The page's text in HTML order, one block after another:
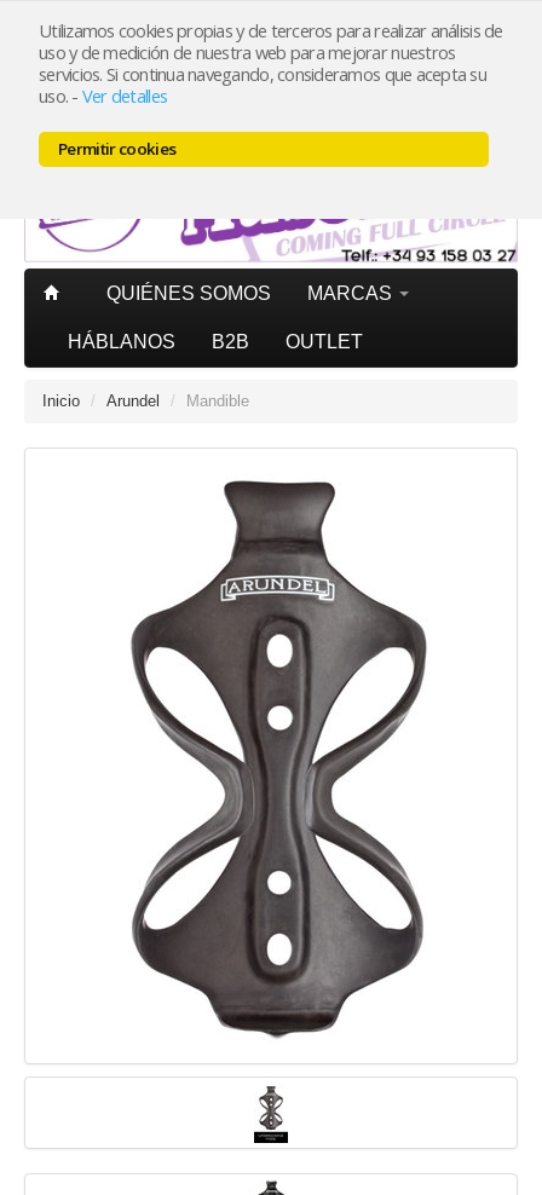
Utilizamos cookies propias y de terceros para realizar análisis de
uso y de medición de nuestra web para mejorar nuestros
servicios. Si continua navegando, consideramos que acepta su
uso. - Ver detalles
Permitir cookies
Mi cuenta
PORTES PAGADOSpenínsula pedidos superiores
20€ (IVA incl.)
QUIÉNES SOMOS MARCAS
HÁBLANOS B2B OUTLET
Inicio / Arundel / Mandible